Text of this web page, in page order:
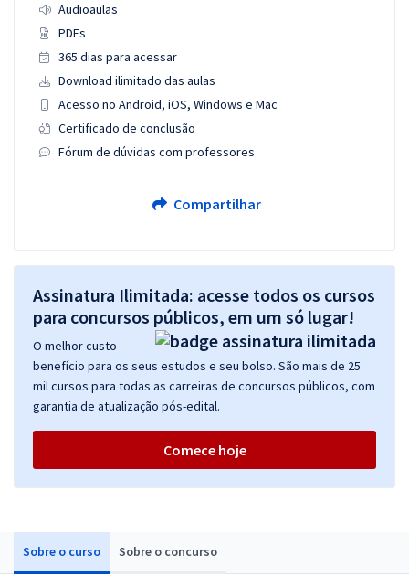
Sobre o curso Sobre o concurso
Audioaulas
PDFs
365 dias para acessar
Download ilimitado das aulas
Acesso no Android, iOS, Windows e Mac
Certificado de conclusão
Fórum de dúvidas com professores
Compartilhar
Assinatura Ilimitada: acesse todos os cursos
para concursos públicos, em um só lugar!
O melhor custo
benefício para os seus estudos e seu bolso. São mais de 25
mil cursos para todas as carreiras de concursos públicos, com
garantia de atualização pós-edital.
Comece hoje